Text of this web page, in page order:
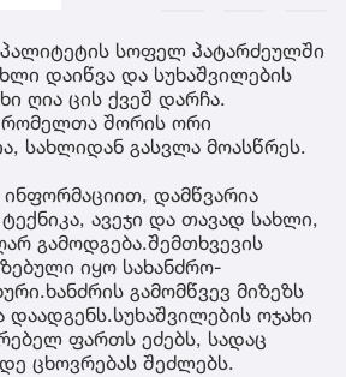
სოფელ პატარძეულში
დაიწვა და სუხაშვილების
ღია ცის ქვეშ დარჩა.
რომელთა შორის ორი
სახლიდან გასვლა მოასწრეს.
დამწვარია
ავეჯი და თავად სახლი,
გამოდგება.შემთხვევის
იყო სახანძრო-
გამომწვევ მიზეზს
დაადგენს.სუხაშვილების ოჯახი
ფართს ეძებს, სადაც
ცხოვრებას შეძლებს.